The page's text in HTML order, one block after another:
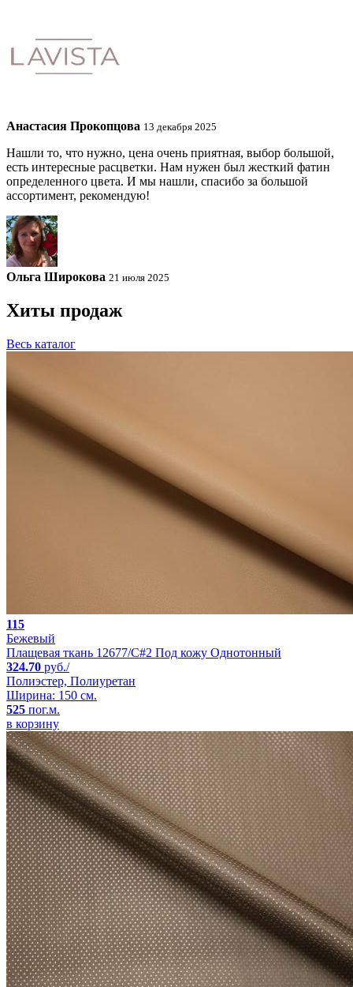
Анастасия Прокопцова 13 декабря 2025
Нашли то, что нужно, цена очень приятная, выбор большой,
есть интересные расцветки. Нам нужен был жесткий фатин
определенного цвета. И мы нашли, спасибо за большой
ассортимент, рекомендую!
Ольга Широкова 21 июля 2025
Хиты продаж
Весь каталог
115
Бежевый
Плащевая ткань 12677/C#2 Под кожу Однотонный
324.70 руб./
Полиэстер, Полиуретан
Ширина: 150 см.
525 пог.м.
в корзину